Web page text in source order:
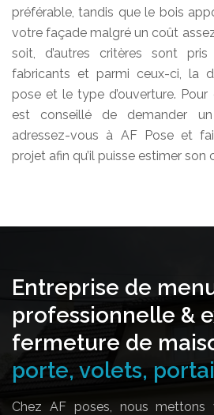
préférable, tandis que le bois
votre façade malgré un coût assez
soit, d’autres critères sont
fabricants et parmi ceux-ci, la
pose et le type d’ouverture.
est conseillé de demander
adressez-vous à AF Pose et
projet afin qu’il puisse estimer son
Entreprise de
professionnelle &
fermeture de
porte, volets,
Chez AF poses, nous mettons